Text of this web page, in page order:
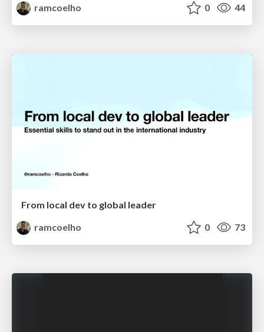
ramcoelho
0 44
From local dev to global leader
ramcoelho
0 73